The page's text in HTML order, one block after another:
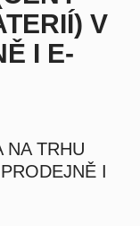
V
I E-
NA TRHU
I